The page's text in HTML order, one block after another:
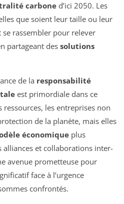
carbone d’ici 2050. Les
que soient leur taille ou leur
rassembler pour relever
partageant des solutions
de la responsabilité
est primordiale dans ce
les entreprises non
de la planète, mais elles
économique plus
alliances et collaborations inter-
avenue prometteuse pour
face à l’urgence
confrontés.